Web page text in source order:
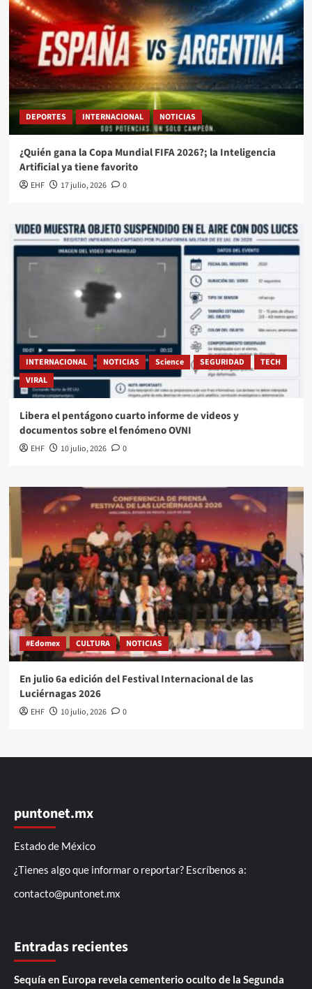
DEPORTES INTERNACIONAL NOTICIAS
¿Quién gana la Copa Mundial FIFA 2026?; la Inteligencia
Artificial ya tiene favorito
EHF 17 julio, 2026 0
INTERNACIONAL NOTICIAS Science SEGURIDAD
TECH
VIRAL
Libera el pentágono cuarto informe de videos y
documentos sobre el fenómeno OVNI
EHF 10 julio, 2026 0
#Edomex CULTURA NOTICIAS
En julio 6a edición del Festival Internacional de las
Luciérnagas 2026
EHF 10 julio, 2026 0
puntonet.mx
Estado de México
¿Tienes algo que informar o reportar? Escríbenos a:
contacto@puntonet.mx
Entradas recientes
Sequía en Europa revela cementerio oculto de la Segunda